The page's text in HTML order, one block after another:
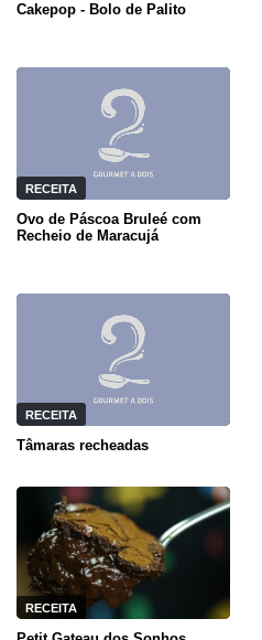
Cakepop - Bolo de Palito
RECEITA
Ovo de Páscoa Bruleé com
Recheio de Maracujá
RECEITA
Tâmaras recheadas
RECEITA